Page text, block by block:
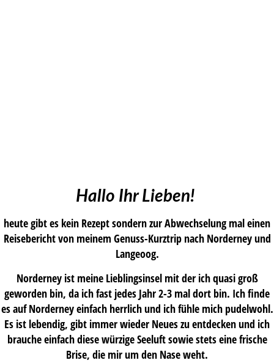
Hallo Ihr Lieben!
heute gibt es kein Rezept sondern zur Abwechselung mal einen
Reisebericht von meinem Genuss-Kurztrip nach Norderney und
Langeoog.
Norderney ist meine Lieblingsinsel mit der ich quasi groß
geworden bin, da ich fast jedes Jahr 2-3 mal dort bin. Ich finde
es auf Norderney einfach herrlich und ich fühle mich pudelwohl.
Es ist lebendig, gibt immer wieder Neues zu entdecken und ich
brauche einfach diese würzige Seeluft sowie stets eine frische
Brise, die mir um den Nase weht.